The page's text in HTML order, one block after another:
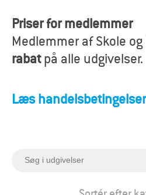
r
æ
d
e
Priser for medlemmer
Medlemmer af Skole
rabatpå alle udgivelser.
Læs
S